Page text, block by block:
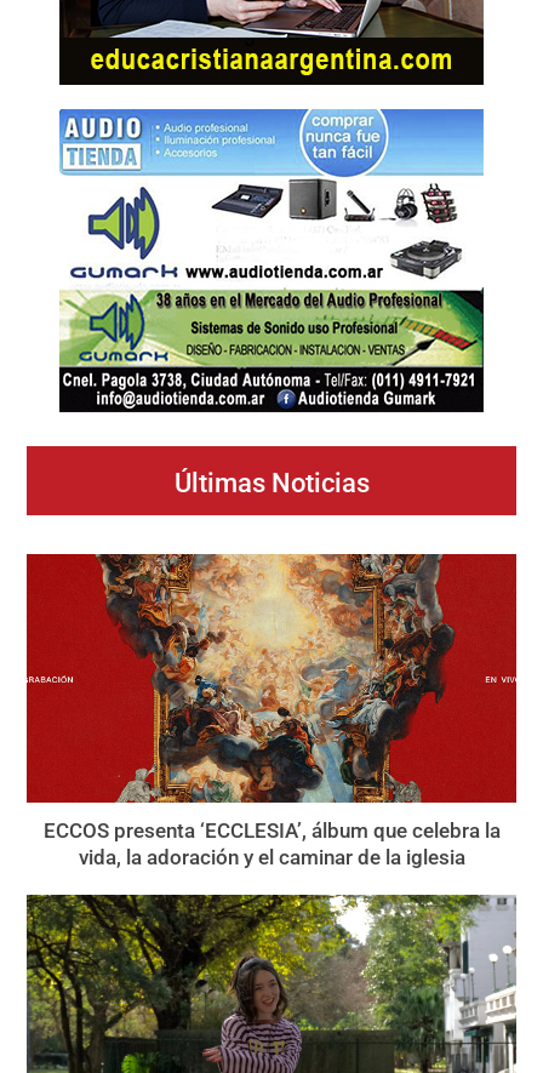
Últimas Noticias
ECCOS presenta ‘ECCLESIA’, álbum que celebra la
vida, la adoración y el caminar de la iglesia